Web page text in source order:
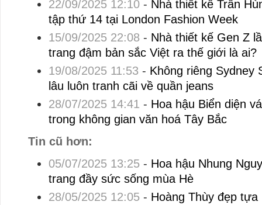
22/09/2025 12:10- Nhà thiết kế Trần
tập thứ 14 tại London Fashion Week
15/09/2025 22:08 - Nhà thiết kế Gen Z
trang đậm bản sắc Việt ra thế giới là ai?
19/08/2025 11:53 - Không riêng Sydney
lâu luôn tranh cãi về quần jeans
28/07/2025 14:41 - Hoa hậu Biển diện
trong không gian văn hoá Tây Bắc
Tin cũ hơn:
05/07/2025 13:25- Hoa hậu Nhung
trang đầy sức sống mùa Hè
28/05/2025 12:05- Hoàng Thùy đẹp